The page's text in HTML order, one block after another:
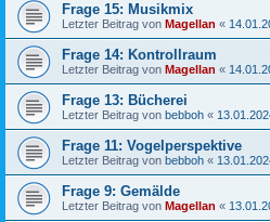
Frage 15: Musikmix
Letzter Beitrag von Magellan «
Frage 14: Kontrollraum
Letzter Beitrag von Magellan «
Frage 13: Bücherei
Letzter Beitrag von bebboh «
Frage 11: Vogelperspektive
Letzter Beitrag von bebboh «
Frage 9: Gemälde
Letzter Beitrag von Magellan «